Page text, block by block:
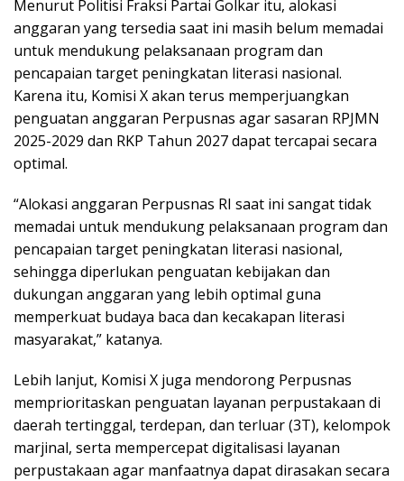
Menurut Politisi Fraksi Partai Golkar itu, alokasi
anggaran yang tersedia saat ini masih belum memadai
untuk mendukung pelaksanaan program dan
pencapaian target peningkatan literasi nasional.
Karena itu, Komisi X akan terus memperjuangkan
penguatan anggaran Perpusnas agar sasaran RPJMN
2025-2029 dan RKP Tahun 2027 dapat tercapai secara
optimal.
“Alokasi anggaran Perpusnas RI saat ini sangat tidak
memadai untuk mendukung pelaksanaan program dan
pencapaian target peningkatan literasi nasional,
sehingga diperlukan penguatan kebijakan dan
dukungan anggaran yang lebih optimal guna
memperkuat budaya baca dan kecakapan literasi
masyarakat,” katanya.
Lebih lanjut, Komisi X juga mendorong Perpusnas
memprioritaskan penguatan layanan perpustakaan di
daerah tertinggal, terdepan, dan terluar (3T), kelompok
marjinal, serta mempercepat digitalisasi layanan
perpustakaan agar manfaatnya dapat dirasakan secara